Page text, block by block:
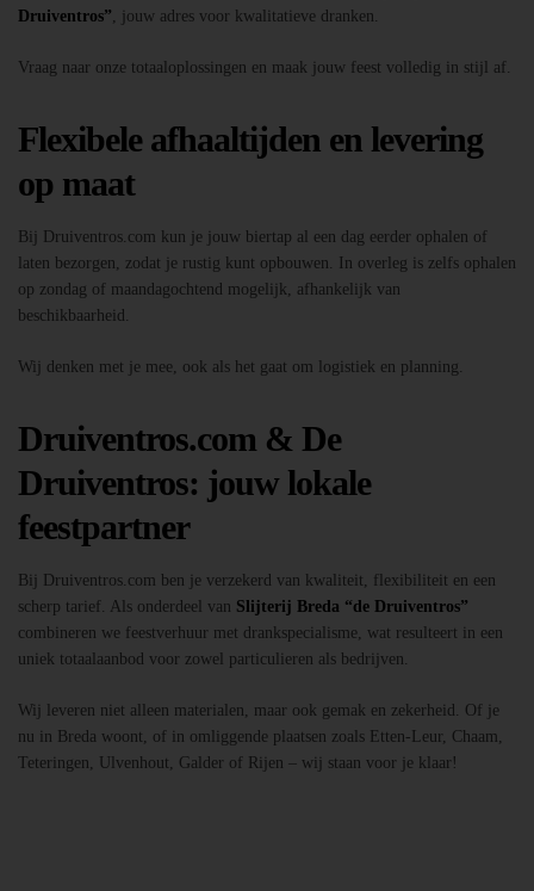
Druiventros” , jouw adres voor kwalitatieve dranken.
Vraag naar onze totaaloplossingen en maak jouw feest volledig in stijl af.
Flexibele afhaaltijden en levering
op maat
Bij Druiventros.com kun je jouw biertap al een dag eerder ophalen of
laten bezorgen, zodat je rustig kunt opbouwen. In overleg is zelfs ophalen
op zondag of maandagochtend mogelijk, afhankelijk van
beschikbaarheid.
Wij denken met je mee, ook als het gaat om logistiek en planning.
Druiventros.com & De
Druiventros: jouw lokale
feestpartner
Bij Druiventros.com ben je verzekerd van kwaliteit, flexibiliteit en een
scherp tarief. Als onderdeel van Slijterij Breda “de Druiventros”
combineren we feestverhuur met drankspecialisme, wat resulteert in een
uniek totaalaanbod voor zowel particulieren als bedrijven.
Wij leveren niet alleen materialen, maar ook gemak en zekerheid. Of je
nu in Breda woont, of in omliggende plaatsen zoals Etten-Leur, Chaam,
Teteringen, Ulvenhout, Galder of Rijen – wij staan voor je klaar!